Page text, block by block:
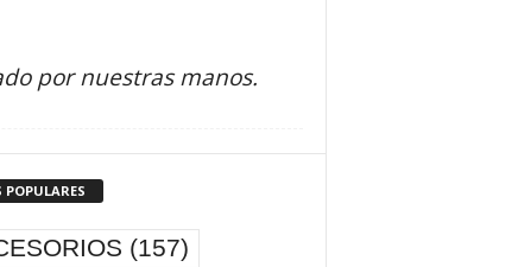
por nuestras manos.
POPULARES
(157)